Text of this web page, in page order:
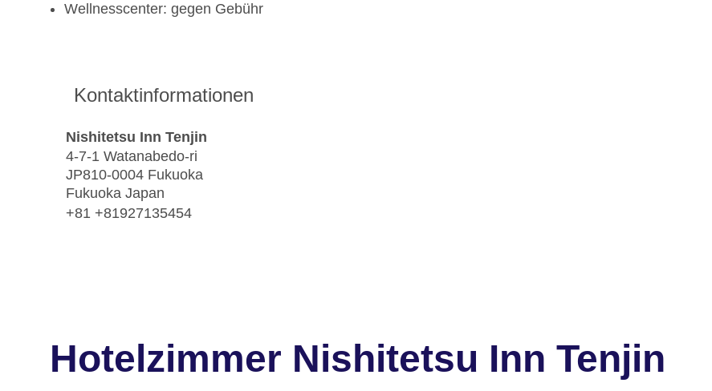
Wellnesscenter: gegen Gebühr
Kontaktinformationen
Nishitetsu Inn Tenjin
4-7-1 Watanabedo-ri
JP810-0004 Fukuoka
Fukuoka Japan
+81 +81927135454
Hotelzimmer Nishitetsu Inn Tenjin